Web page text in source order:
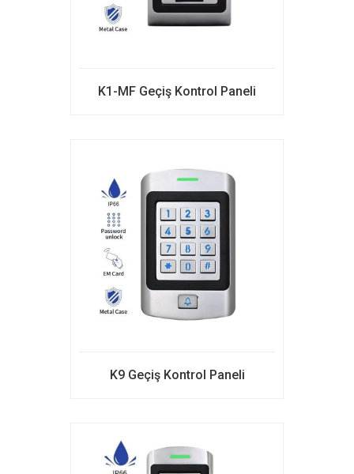
K1-MF Geçiş Kontrol Paneli
K9 Geçiş Kontrol Paneli